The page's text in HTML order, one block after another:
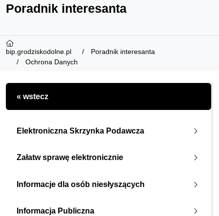
Poradnik interesanta
bip.grodziskodolne.pl
Poradnik interesanta
Ochrona Danych
« wstecz
Elektroniczna Skrzynka Podawcza
Załatw sprawę elektronicznie
Informacje dla osób niesłyszących
Informacja Publiczna